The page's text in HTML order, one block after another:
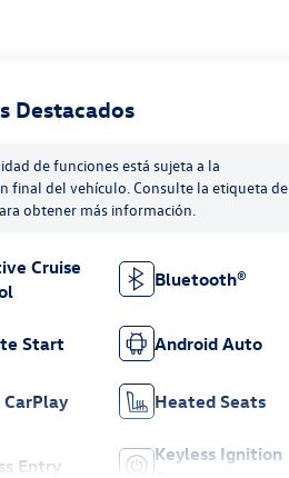
Destacados
de funciones está sujeta a la
final del vehículo. Consulte la etiqueta de
obtener más información.
Cruise
Bluetooth®
Start Android Auto
Heated Seats
Entry
Keyless Ignition